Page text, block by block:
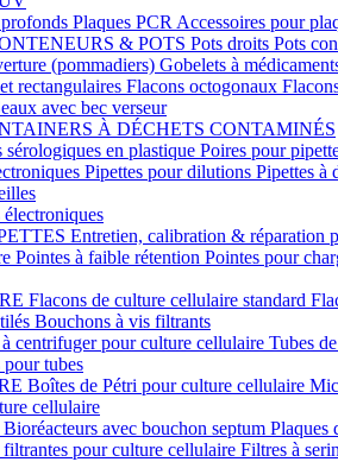
Plaques PCR Accessoires pour
& POTS Pots droits Pots
(pommadiers) Gobelets à
rectangulaires Flacons octogonaux
avec bec verseur
À DÉCHETS CONTAMINÉS
sérologiques en plastique Poires pour
Pipettes pour dilutions Pipettes à
électroniques
Entretien, calibration & réparation
Pointes à faible rétention Pointes pour
Flacons de culture cellulaire standard
Bouchons à vis filtrants
à centrifuger pour culture cellulaire Tubes
tubes
Boîtes de Pétri pour culture cellulaire
cellulaire
Bioréacteurs avec bouchon septum Plaques
pour culture cellulaire Filtres à